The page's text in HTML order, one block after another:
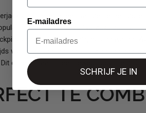
voor heren is een van de
bij de moderne, zelfverzekerde man.
vaak niet volledig afgesloten waren.
waren ze van leer en voorzien van een
droeg bij aan meer bewegingsvrijheid.
TE
E-mailadres
SCHRIJF JE IN